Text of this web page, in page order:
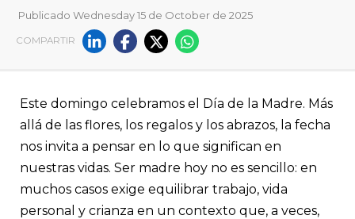
Ser madre hoy: entre la
la desigualdad
políticas activas de las empresas y del Estado como licencias
equitativas, flexibilidad horaria, teletrabajo, cuidado infantil
acompañamiento emocional. Cuidar a las madres no es un
una inversión estratégica que beneficia a toda la sociedad.
Publicado Wednesday 15 de October de 2025
COMPARTIR
Este domingo celebramos el Día de la Madre. Más
allá de las flores, los regalos y los abrazos, la fecha
nos invita a pensar en lo que significan en
nuestras vidas. Ser madre hoy no es sencillo: en
muchos casos exige equilibrar trabajo, vida
personal y crianza en un contexto que, a veces,